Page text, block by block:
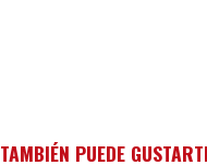
TAMBIÉN PUEDE